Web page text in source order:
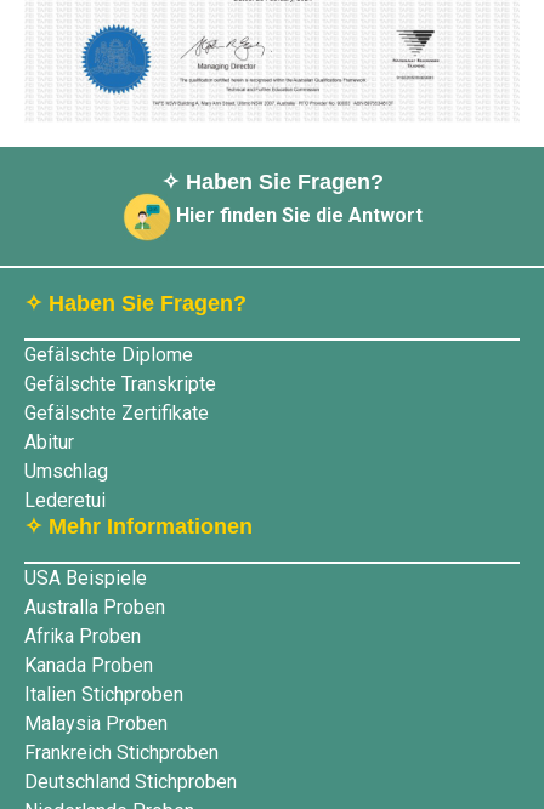
✧ Haben Sie Fragen?
Hier finden Sie die Antwort
✧ Haben Sie Fragen?
Gefälschte Diplome
Gefälschte Transkripte
Gefälschte Zertifikate
Abitur
Umschlag
Lederetui
✧ Mehr Informationen
USA Beispiele
Australla Proben
Afrika Proben
Kanada Proben
Italien Stichproben
Malaysia Proben
Frankreich Stichproben
Deutschland Stichproben